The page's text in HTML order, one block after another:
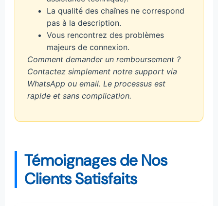
La qualité des chaînes ne correspond
pas à la description.
Vous rencontrez des problèmes
majeurs de connexion.
Comment demander un remboursement ?
Contactez simplement notre support via
WhatsApp ou email. Le processus est
rapide et sans complication.
Témoignages de Nos
Clients Satisfaits